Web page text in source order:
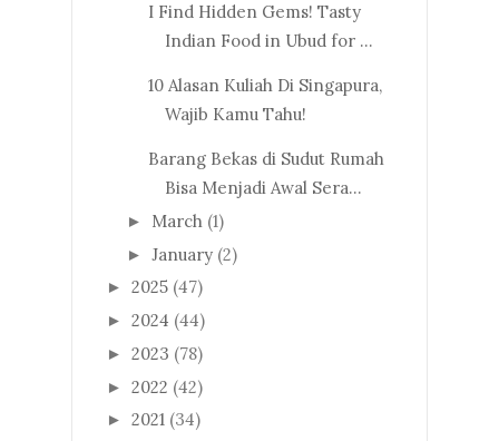
I Find Hidden Gems! Tasty
Indian Food in Ubud for ...
10 Alasan Kuliah Di Singapura,
Wajib Kamu Tahu!
Barang Bekas di Sudut Rumah
Bisa Menjadi Awal Sera...
► March (1)
► January (2)
► 2025 (47)
► 2024 (44)
► 2023 (78)
► 2022 (42)
► 2021 (34)